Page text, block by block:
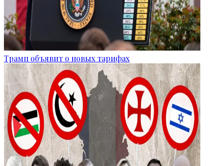
Трамп объявит о новых тарифах